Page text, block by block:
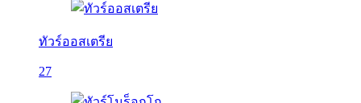
ทัวร์ออสเตรีย
27